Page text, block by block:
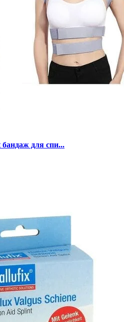
бандаж для спи...